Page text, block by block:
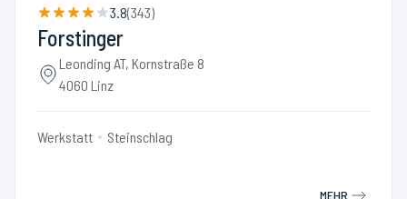
3.8(343)
Forstinger
Leonding AT, Kornstraße 8
4060 Linz
Werkstatt Steinschlag
MEHR